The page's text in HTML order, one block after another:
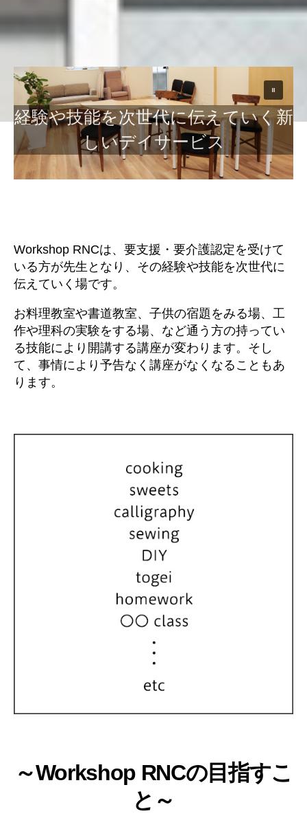
Workshop RNCは、要支援・要介護認定を受けて
いる方が先生となり、その経験や技能を次世代に
伝えていく場です。
お料理教室や書道教室、子供の宿題をみる場、工
作や理科の実験をする場、など通う方の持ってい
る技能により開講する講座が変わります。そし
て、事情により予告なく講座がなくなることもあ
ります。
～Workshop RNCの目指すこ
と～